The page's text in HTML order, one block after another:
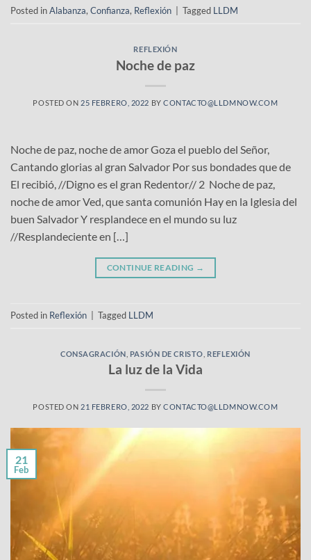
Posted inAlabanza, Confianza, Reflexión Tagged LLDM
REFLEXIÓN
Noche de paz
POSTED ON 25 FEBRERO, 2022 BYCONTACTO@LLDMNOW.COM
Noche de paz, noche de amor Goza el pueblo del Señor,
Cantando glorias al gran Salvador Por sus bondades que de
El recibió, //Digno es el gran Redentor// 2 Noche de paz,
noche de amor Ved, que santa comunión Hay en la Iglesia del
buen Salvador Y resplandece en el mundo su luz
//Resplandeciente en […]
CONTINUE READING →
Posted in Reflexión Tagged LLDM
CONSAGRACIÓN PASIÓN DE CRISTO REFLEXIÓN
La luz de la Vida
POSTED ON 21 FEBRERO, 2022 BYCONTACTO@LLDMNOW.COM
21
Feb